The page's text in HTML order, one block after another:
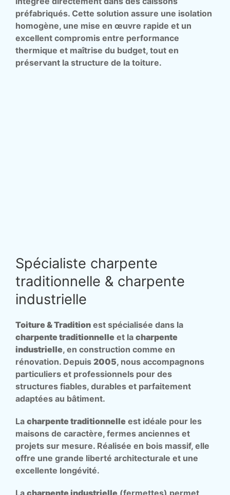
préfabriqués. Cette solution assure une isolation
homogène, une mise en œuvre rapide et un
excellent compromis entre performance
thermique et maîtrise du budget, tout en
préservant la structure de la toiture.
Spécialiste charpente
traditionnelle & charpente
industrielle
Toiture & Tradition est spécialisée dans la
charpente traditionnelle et la charpente
industrielle, en construction comme en
rénovation. Depuis 2005, nous accompagnons
particuliers et professionnels pour des
structures fiables, durables et parfaitement
adaptées au bâtiment.
La charpente traditionnelle est idéale pour les
maisons de caractère, fermes anciennes et
projets sur mesure. Réalisée en bois massif, elle
offre une grande liberté architecturale et une
excellente longévité.
La charpente industrielle (fermettes) permet